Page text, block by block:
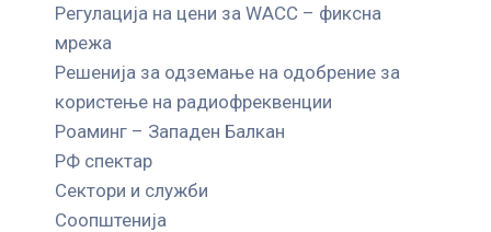
Регулација на цени за WACC – фиксна
мрежа
Решенија за одземање на одобрение за
користење на радиофреквенции
Роаминг – Западен Балкан
РФ спектар
Сектори и служби
Соопштенија